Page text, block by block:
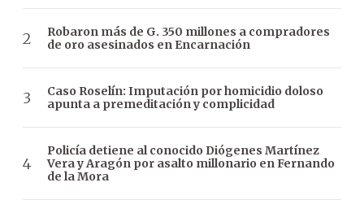
Robaron más de G. 350 millones a compradores
de oro asesinados en Encarnación
Caso Roselín: Imputación por homicidio doloso
apunta a premeditación y complicidad
Policía detiene al conocido Diógenes Martínez
Vera y Aragón por asalto millonario en Fernando
de la Mora